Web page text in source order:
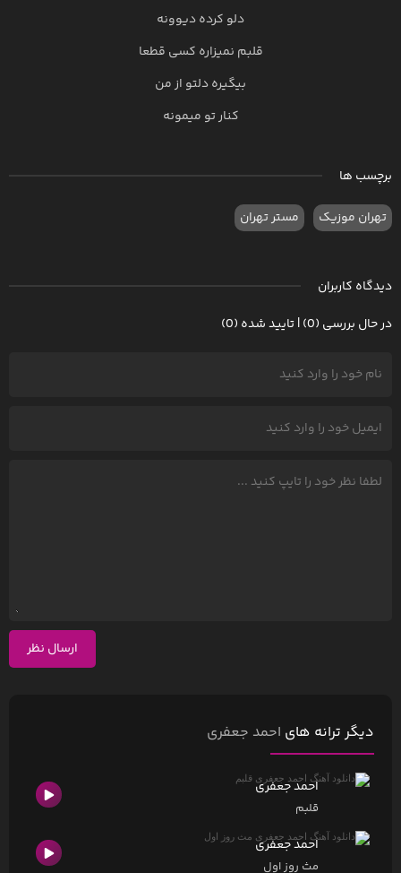
دلو کرده دیوونه
قلبم نمیزاره کسی قطعا
بیگیره دلتو از من
کنار تو میمونه
برچسب ها
تهران موزیک مستر تهران
دیدگاه کاربران
در حال بررسی (0) | تایید شده (0)
ارسال نظر
دیگر ترانه های احمد جعفری
احمد جعفری
قلبم
احمد جعفری
مث روز اول